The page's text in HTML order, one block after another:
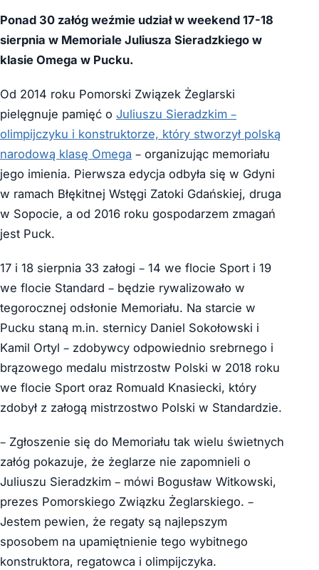
Ponad 30 załóg weźmie udział w weekend 17-18
sierpnia w Memoriale Juliusza Sieradzkiego w
klasie Omega w Pucku.
Od 2014 roku Pomorski Związek Żeglarski
pielęgnuje pamięć o Juliuszu Sieradzkim –
olimpijczyku i konstruktorze, który stworzył polską
narodową klasę Omega – organizując memoriału
jego imienia. Pierwsza edycja odbyła się w Gdyni
w ramach Błękitnej Wstęgi Zatoki Gdańskiej, druga
w Sopocie, a od 2016 roku gospodarzem zmagań
jest Puck.
17 i 18 sierpnia 33 załogi – 14 we flocie Sport i 19
we flocie Standard – będzie rywalizowało w
tegorocznej odsłonie Memoriału. Na starcie w
Pucku staną m.in. sternicy Daniel Sokołowski i
Kamil Ortyl – zdobywcy odpowiednio srebrnego i
brązowego medalu mistrzostw Polski w 2018 roku
we flocie Sport oraz Romuald Knasiecki, który
zdobył z załogą mistrzostwo Polski w Standardzie.
– Zgłoszenie się do Memoriału tak wielu świetnych
załóg pokazuje, że żeglarze nie zapomnieli o
Juliuszu Sieradzkim – mówi Bogusław Witkowski,
prezes Pomorskiego Związku Żeglarskiego. –
Jestem pewien, że regaty są najlepszym
sposobem na upamiętnienie tego wybitnego
konstruktora, regatowca i olimpijczyka.